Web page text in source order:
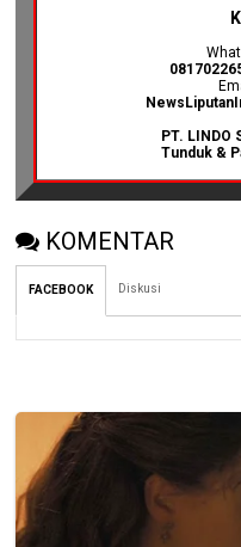
PT. LINDO
Tunduk &
KOMENTAR
FACEBOOK Diskusi